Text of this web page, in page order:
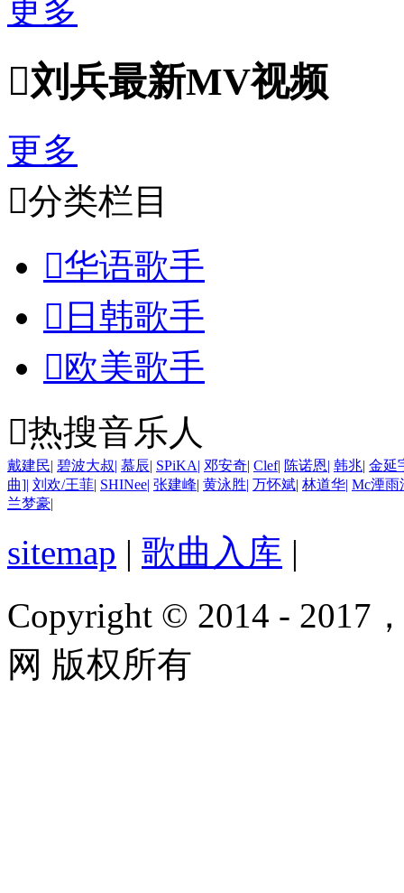
更多
刘兵最新MV视频
更多
分类栏目
华语歌手
 日韩歌手
欧美歌手
热搜音乐人
戴建民| 碧波大叔| 慕辰| SPiKA| 邓安奇| Clef| 陈诺恩| 韩兆| 金延
曲]| 刘欢/王菲| SHINee| 张建峰| 黄泳胜| 万怀斌| 林道华| Mc湮雨
兰梦豪|
sitemap | 歌曲入库 |
Copyright © 2014 - 2017
网 版权所有